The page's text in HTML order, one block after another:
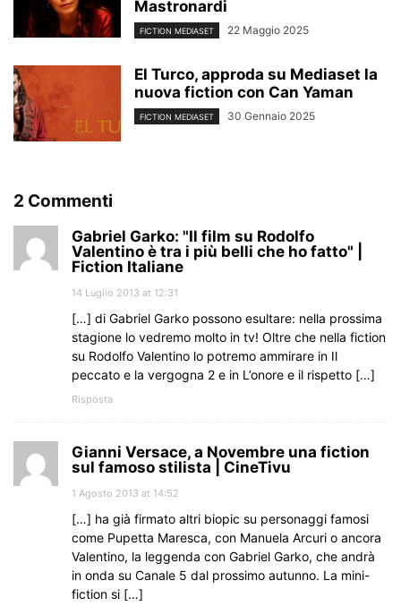
Mastronardi
FICTION MEDIASET 22 Maggio 2025
El Turco, approda su Mediaset la
nuova fiction con Can Yaman
FICTION MEDIASET 30 Gennaio 2025
2 Commenti
Gabriel Garko: "Il film su Rodolfo
Valentino è tra i più belli che ho fatto" |
Fiction Italiane
14 Luglio 2013 at 12:31
[…] di Gabriel Garko possono esultare: nella prossima
stagione lo vedremo molto in tv! Oltre che nella fiction
su Rodolfo Valentino lo potremo ammirare in Il
peccato e la vergogna 2 e in L’onore e il rispetto […]
Risposta
Gianni Versace, a Novembre una fiction
sul famoso stilista | CineTivu
1 Agosto 2013 at 14:52
[…] ha già firmato altri biopic su personaggi famosi
come Pupetta Maresca, con Manuela Arcuri o ancora
Valentino, la leggenda con Gabriel Garko, che andrà
in onda su Canale 5 dal prossimo autunno. La mini-
fiction si […]